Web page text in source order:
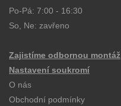
Po-Pá: 7:00 - 16:30
So, Ne: zavřeno
Zajistíme odbornou montáž
Nastavení soukromí
O nás
Obchodní podmínky